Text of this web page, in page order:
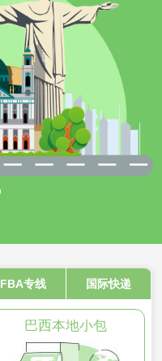
FBA专线 国际快递
巴西本地小包